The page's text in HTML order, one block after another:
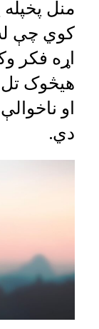
منل
کوي چې
اړه فکر
هیڅوک
او
دي.